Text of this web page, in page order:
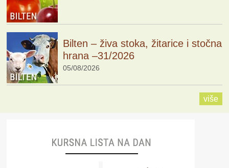
Bilten – živa stoka, žitarice i stočna
hrana –31/2026
05/08/2026
više